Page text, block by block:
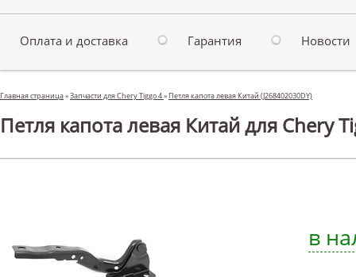
Оплата и доставка Гарантия Новости
Главная страница»Запчасти для Chery Tiggo 4» Петля капота левая Китай (J268402030DY)
Петля капота левая Китай для Chery
в